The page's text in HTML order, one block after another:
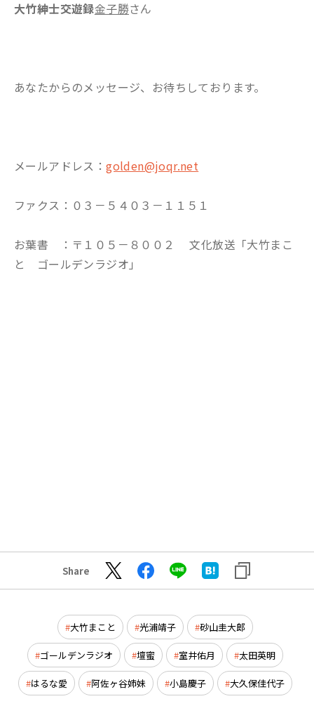
大竹紳士交遊録金子勝さん
あなたからのメッセージ、お待ちしております。
メールアドレス：golden@joqr.net
ファクス：０３－５４０３－１１５１
お葉書 ：〒１０５－８００２ 文化放送「大竹まこ
と ゴールデンラジオ」
Share
大竹まこと 光浦靖子 砂山圭大郎
ゴールデンラジオ 壇蜜 室井佑月 太田英明
はるな愛 阿佐ヶ谷姉妹 小島慶子 大久保佳代子